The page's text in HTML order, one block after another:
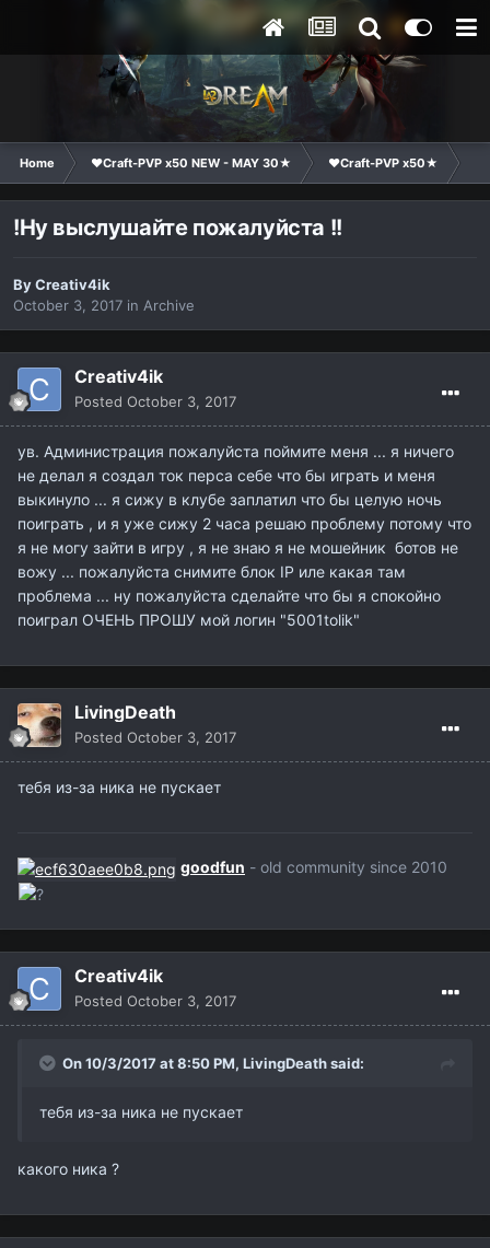
Home ❤Craft-PVP x50 NEW - MAY 30★ ❤Craft-PVP x50★
!Ну выслушайте пожалуйста !!
ByCreativ4ik
October 3, 2017 in Archive
Creativ4ik
Posted October 3, 2017
ув. Администрация пожалуйста поймите меня ... я ничего
не делал я создал ток перса себе что бы играть и меня
выкинуло ... я сижу в клубе заплатил что бы целую ночь
поиграть , и я уже сижу 2 часа решаю проблему потому что
я не могу зайти в игру , я не знаю я не мошейник ботов не
вожу ... пожалуйста снимите блок IP иле какая там
проблема ... ну пожалуйста сделайте что бы я спокойно
поиграл ОЧЕНЬ ПРОШУ мой логин "5001tolik"
LivingDeath
Posted October 3, 2017
тебя из-за ника не пускает
goodfun - old community since 2010
Creativ4ik
Posted October 3, 2017
On 10/3/2017 at 8:50 PM, LivingDeathsaid:
тебя из-за ника не пускает
какого ника ?